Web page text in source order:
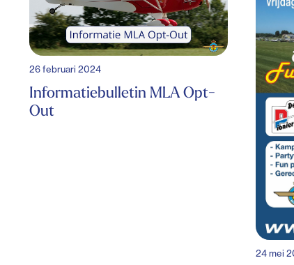
26 februari 2024
Informatiebulletin MLA Opt-
Out
24 mei